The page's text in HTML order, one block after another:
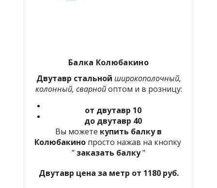
Балка Колюбакино
Двутавр стальной широкополочный,
колонный, сварнойоптом и в розницу:
от двутавр 10
до двутавр 40
Вы можете купить балку в
Колюбакино просто нажав на кнопку
" заказать балку"
Двутавр цена за метр от 1180 руб.